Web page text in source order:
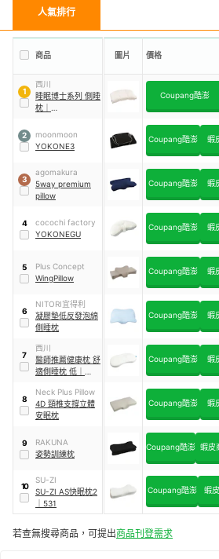
人氣排行
商品 圖片 價格
1
西川
睡眠博士系列 側睡
枕
Coupang酷澎
2
moonmoon
YOKONE3
Coupang酷澎 蝦
3
agomakura
5way premium
pillow
Coupang酷澎 蝦
4
cocochi factory
YOKONEGU
Coupang酷澎 蝦
5
Plus Concept
WingPillow
Coupang酷澎 蝦
6
NITORI宜得利
凝膠墊低反發泡綿
側睡枕
Coupang酷澎 蝦
7
西川
醫師推薦健康枕 舒
適側睡枕 低
Coupang酷澎 蝦
8
Neck Plus Pillow
4D 頸椎支撐立體
安眠枕
Coupang酷澎 蝦
9
RAKUNA
姿勢訓練枕
Coupang酷澎 蝦皮
10
SU-ZI
SU-ZI AS快眠枕2
531
Coupang酷澎 蝦
若查無搜尋商品，可提出商品刊登需求